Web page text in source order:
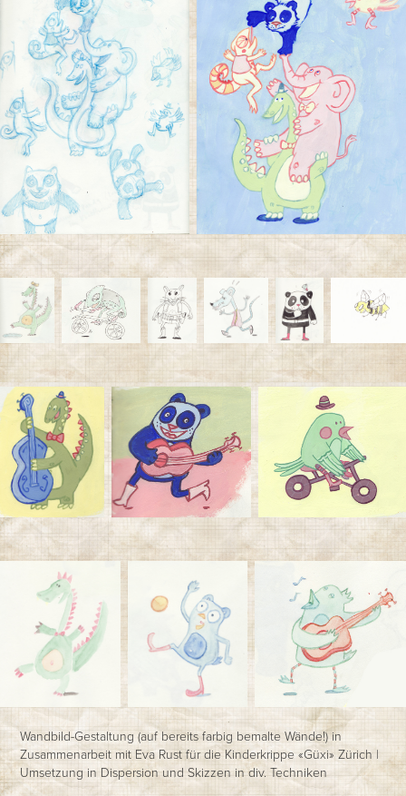
Wandbild-Gestaltung (auf bereits farbig bemalte Wände!) in
Zusammenarbeit mit Eva Rust für die Kinderkrippe «Güxi» Zürich |
Umsetzung in Dispersion und Skizzen in div. Techniken